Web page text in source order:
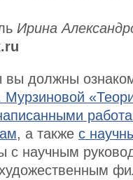
Ирина
вы должны
, а также с
с научным